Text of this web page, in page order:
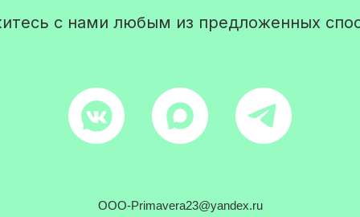
с нами любым из предложенных
OOO-Primavera23@yandex.ru